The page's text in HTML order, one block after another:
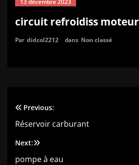
13 décembre 2023
circuit refroidiss moteur
Par didcol2212 dans Non classé
Navigation
de
l’article
Previous:
Réservoir carburant
Next:
pompe à eau